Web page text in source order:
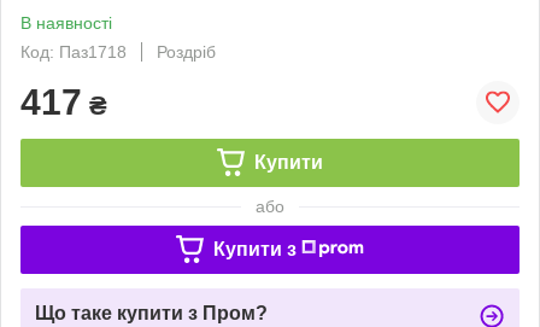
В наявності
Код: Паз1718
Роздріб
417 ₴
Купити
або
Купити з
Що таке купити з Пром?